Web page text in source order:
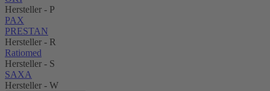
Hersteller - P
PAX
PRESTAN
Hersteller - R
Ratiomed
Hersteller - S
SAXA
Hersteller - W